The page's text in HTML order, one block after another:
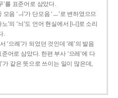
’를 표준어로 삼았다.
음 ‘ㅢ’가 단모음 ‘ㅡ’로 변하였으므
’의 ‘늬’도 언어 현실에서 [니]로 소리
.
‘으례’가 되었던 것인데 ‘례’의 발음
준어로 삼았다. 한편 부사 ‘으레’에 다
’가 같은 뜻으로 쓰이는 일이 많은데,